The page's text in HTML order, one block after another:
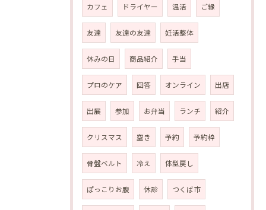
カフェ ドライヤー 温活 ご縁
友達 友達の友達 妊活整体
休みの日 商品紹介 手当
プロのケア 回答 オンライン 出店
出展 参加 お弁当 ランチ 紹介
クリスマス 空き 予約 予約枠
骨盤ベルト 冷え 体型戻し
ぽっこりお腹 休診 つくば市